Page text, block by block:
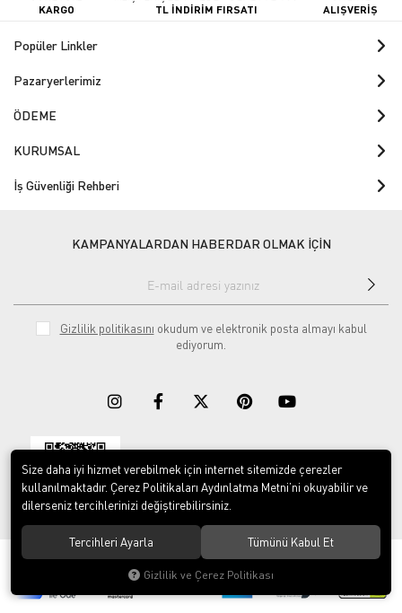
KARGO
TL İNDİRİM FIRSATI
ALIŞVERİŞ
Popüler Linkler
Pazaryerlerimiz
ÖDEME
KURUMSAL
İş Güvenliği Rehberi
KAMPANYALARDAN HABERDAR OLMAK İÇİN
Gizlilik politikasını okudum ve elektronik posta almayı kabul
ediyorum.
Download on the
App Store
Download on
Google play
© 2023ERY İş Güvenliği Ekipmanları. Tüm hakları saklıdır.
Size daha iyi hizmet verebilmek için internet sitemizde çerezler
kullanılmaktadır. Çerez Politikaları Aydınlatma Metni’ni okuyabilir ve
dilerseniz tercihlerinizi değiştirebilirsiniz.
Tercihleri Ayarla Tümünü Kabul Et
Gizlilik ve Çerez Politikası